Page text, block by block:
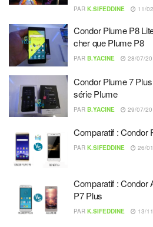
PAR K.SIFEDDINE 11/
Condor Plume P8
cher que Plume P8
PAR B.YACINE 28/07/
Condor Plume 7
série Plume
PAR B.YACINE 29/07/
Comparatif : Condor
PAR K.SIFEDDINE 26/
Comparatif : Condor
P7 Plus
PAR K.SIFEDDINE 13/